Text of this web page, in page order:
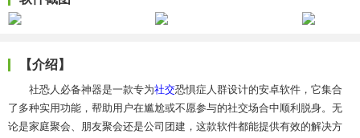
【介绍】
社恐人必备神器是一款专为社交恐惧症人群设计的安卓软件，它集合
了多种实用功能，帮助用户在尴尬或不愿参与的社交场合中顺利脱身。无
论是家庭聚会、朋友聚会还是公司团建，这款软件都能提供有效的解决方